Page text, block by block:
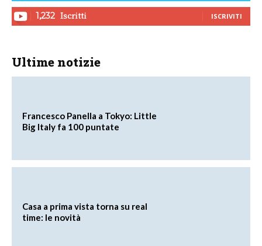
1,232 Iscritti ISCRIVITI
Ultime notizie
Francesco Panella a Tokyo: Little
Big Italy fa 100 puntate
Casa a prima vista torna su real
time: le novità